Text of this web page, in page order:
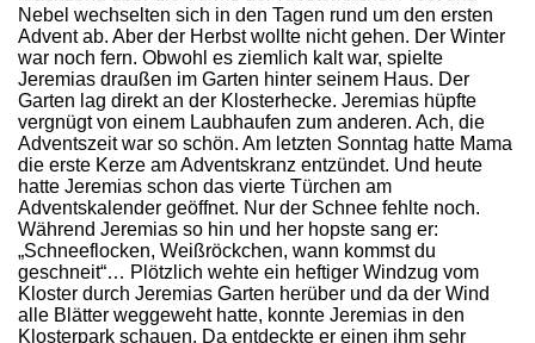
Nebel wechselten sich in den Tagen rund um den ersten
Advent ab. Aber der Herbst wollte nicht gehen. Der Winter
war noch fern. Obwohl es ziemlich kalt war, spielte
Jeremias draußen im Garten hinter seinem Haus. Der
Garten lag direkt an der Klosterhecke. Jeremias hüpfte
vergnügt von einem Laubhaufen zum anderen. Ach, die
Adventszeit war so schön. Am letzten Sonntag hatte Mama
die erste Kerze am Adventskranz entzündet. Und heute
hatte Jeremias schon das vierte Türchen am
Adventskalender geöffnet. Nur der Schnee fehlte noch.
Während Jeremias so hin und her hopste sang er:
„Schneeflocken, Weißröckchen, wann kommst du
geschneit“… Plötzlich wehte ein heftiger Windzug vom
Kloster durch Jeremias Garten herüber und da der Wind
alle Blätter weggeweht hatte, konnte Jeremias in den
Klosterpark schauen. Da entdeckte er einen ihm sehr